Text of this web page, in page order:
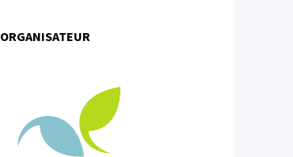
ORGANISATEUR